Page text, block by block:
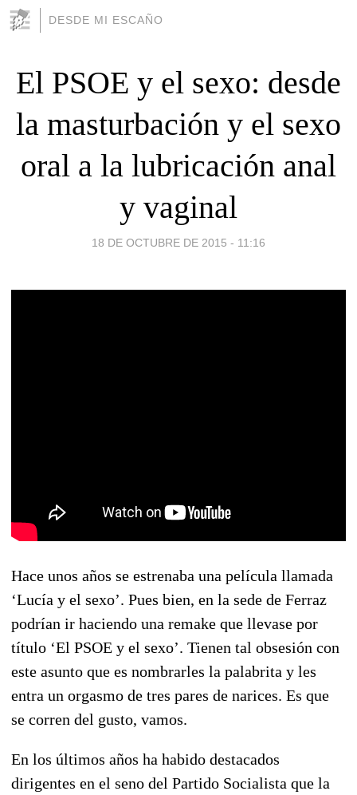
DESDE MI ESCAÑO
El PSOE y el sexo: desde
la masturbación y el sexo
oral a la lubricación anal
y vaginal
18 DE OCTUBRE DE 2015 - 11:16
Hace unos años se estrenaba una película llamada
‘Lucía y el sexo’. Pues bien, en la sede de Ferraz
podrían ir haciendo una remake que llevase por
título ‘El PSOE y el sexo’. Tienen tal obsesión con
este asunto que es nombrarles la palabrita y les
entra un orgasmo de tres pares de narices. Es que
se corren del gusto, vamos.
En los últimos años ha habido destacados
dirigentes en el seno del Partido Socialista que la